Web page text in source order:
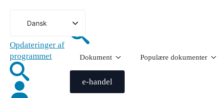
Gå
Dansk
Svenska
English (UK)
Opdateringer af
programmet
Dokument Populære dokumenter
e-handel